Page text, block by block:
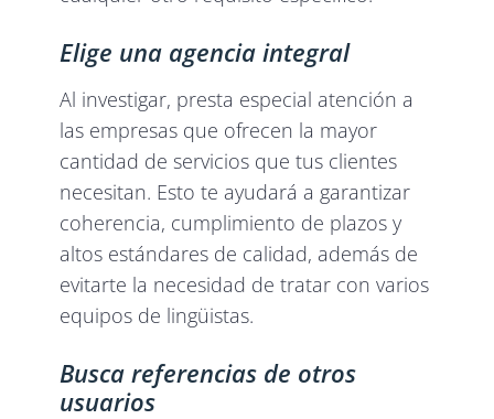
Elige una agencia integral
Al investigar, presta especial atención a
las empresas que ofrecen la mayor
cantidad de servicios que tus clientes
necesitan. Esto te ayudará a garantizar
coherencia, cumplimiento de plazos y
altos estándares de calidad, además de
evitarte la necesidad de tratar con varios
equipos de lingüistas.
Busca referencias de otros
usuarios